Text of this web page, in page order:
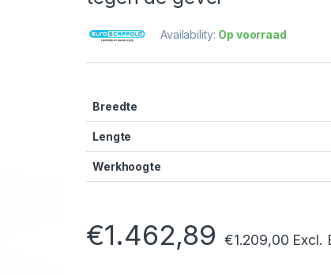
Availability: Op voorraad
Breedte
Lengte
Werkhoogte
€1.462,89 €1.209,00 Excl.